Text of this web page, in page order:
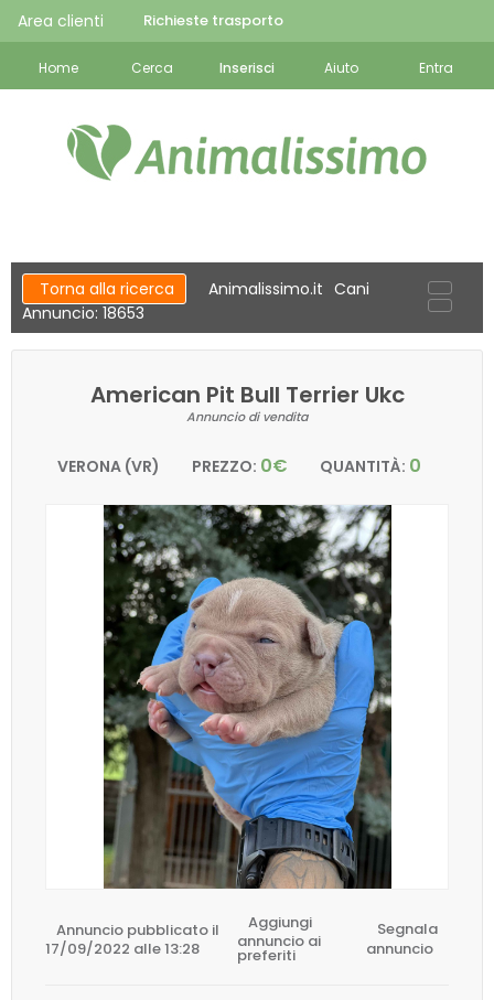
Area clienti Richieste trasporto
Home Cerca Inserisci Aiuto Entra
Torna alla ricerca Animalissimo.it Cani
Annuncio: 18653
American Pit Bull Terrier Ukc
Annuncio di vendita
VERONA (VR) PREZZO: 0€ QUANTITÀ: 0
Annuncio pubblicato il
17/09/2022 alle 13:28
Aggiungi
annuncio ai
preferiti
Segnala
annuncio